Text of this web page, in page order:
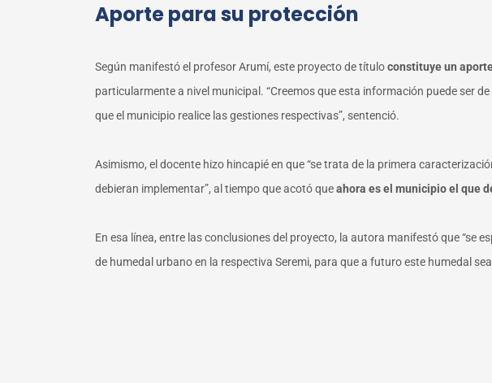
Aporte para su protección
Según manifestó el profesor Arumí, este proyecto de títuloconstituye un
particularmente a nivel municipal. “Creemos que esta información puede ser
que el municipio realice las gestiones respectivas”, sentenció.
Asimismo, el docente hizo hincapié en que “se trata de la primera
debieran implementar”, al tiempo que acotó queahora es el municipio el que
En esa línea, entre las conclusiones del proyecto, la autora manifestó que “se
de humedal urbano en la respectiva Seremi, para que a futuro este humedal